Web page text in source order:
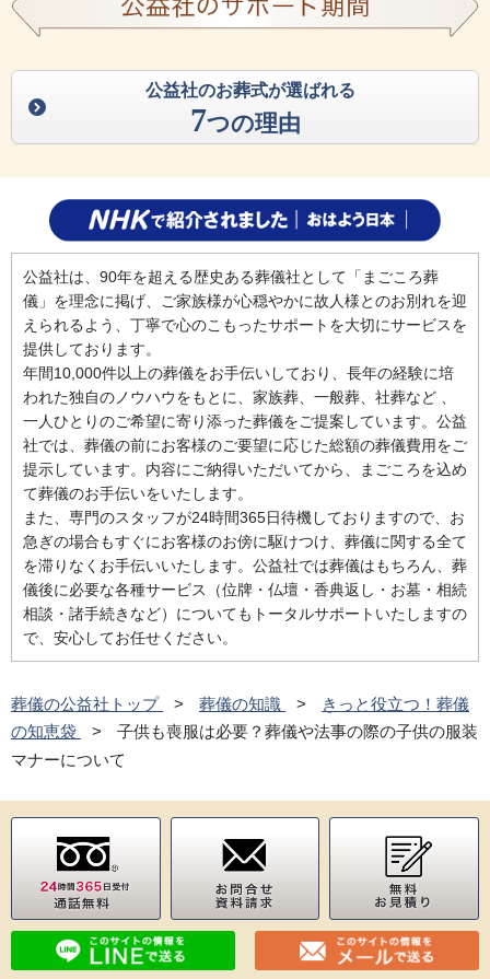
公益社のお葬式が選ばれる
7つの理由
公益社は、90年を超える歴史ある葬儀社として「まごころ葬
儀」を理念に掲げ、ご家族様が心穏やかに故人様とのお別れを迎
えられるよう、丁寧で心のこもったサポートを大切にサービスを
提供しております。
年間10,000件以上の葬儀をお手伝いしており、長年の経験に培
われた独自のノウハウをもとに、家族葬、一般葬、社葬など 、
一人ひとりのご希望に寄り添った葬儀をご提案しています。公益
社では、葬儀の前にお客様のご要望に応じた総額の葬儀費用をご
提示しています。内容にご納得いただいてから、まごころを込め
て葬儀のお手伝いをいたします。
また、専門のスタッフが24時間365日待機しておりますので、お
急ぎの場合もすぐにお客様のお傍に駆けつけ、葬儀に関する全て
を滞りなくお手伝いいたします。公益社では葬儀はもちろん、葬
儀後に必要な各種サービス（位牌・仏壇・香典返し・お墓・相続
相談・諸手続きなど）についてもトータルサポートいたしますの
で、安心してお任せください。
葬儀の公益社トップ 葬儀の知識
きっと役立つ！葬儀
の知恵袋
子供も喪服は必要？葬儀や法事の際の子供の服装
マナーについて